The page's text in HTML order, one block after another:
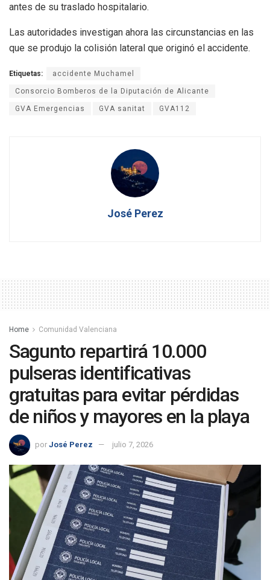
antes de su traslado hospitalario.
Las autoridades investigan ahora las circunstancias en las
que se produjo la colisión lateral que originó el accidente.
Etiquetas: accidente Muchamel
Consorcio Bomberos de la Diputación de Alicante
GVA Emergencias GVA sanitat GVA112
José Perez
Home Comunidad Valenciana
Sagunto repartirá 10.000
pulseras identificativas
gratuitas para evitar pérdidas
de niños y mayores en la playa
por José Perez julio 7, 2026